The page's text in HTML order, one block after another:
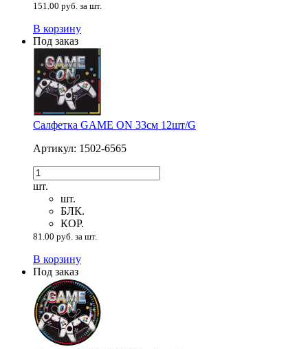
151.00 руб. за шт.
В корзину
Под заказ
Салфетка GAME ON 33см 12шт/G
Артикул: 1502-6565
шт.
шт.
БЛК.
КОР.
81.00 руб. за шт.
В корзину
Под заказ